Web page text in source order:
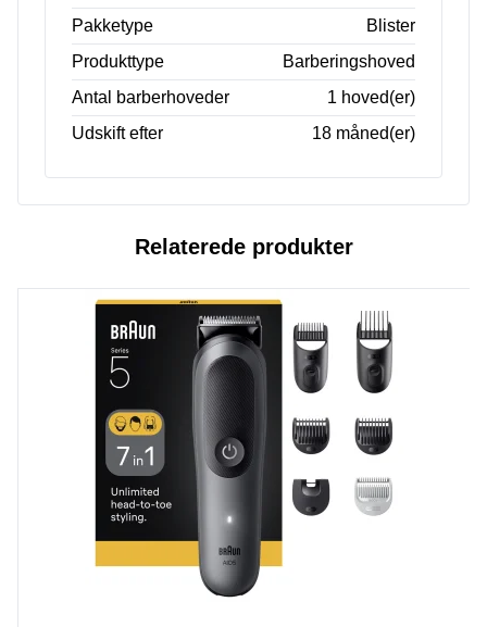
Pakketype
Blister
Produkttype
Barberingshoved
Antal barberhoveder
1 hoved(er)
Udskift efter
18 måned(er)
Relaterede produkter